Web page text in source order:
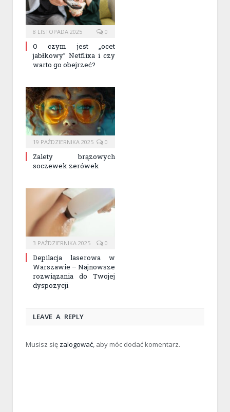
8 LISTOPADA 2025 0
O czym jest „ocet
jabłkowy” Netflixa i czy
warto go obejrzeć?
19 PAŹDZIERNIKA 2025 0
Zalety brązowych
soczewek zerówek
3 PAŹDZIERNIKA 2025 0
Depilacja laserowa w
Warszawie – Najnowsze
rozwiązania do Twojej
dyspozycji
LEAVE A REPLY
Musisz się zalogować , aby móc dodać komentarz.